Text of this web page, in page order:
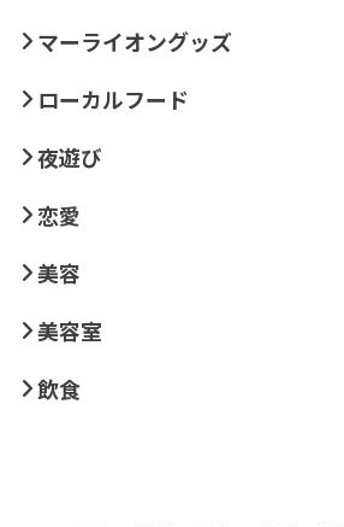
マーライオングッズ
ローカルフード
夜遊び
恋愛
美容
美容室
飲食